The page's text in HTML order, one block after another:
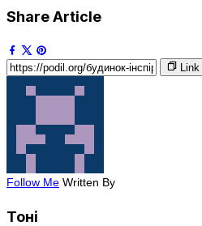
Share Article
Follow Me Written By
Тоні